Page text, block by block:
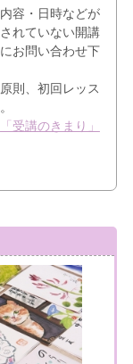
容・日時などが
れていない開講
お問い合わせ下
則、初回レッス
「受講のきまり」